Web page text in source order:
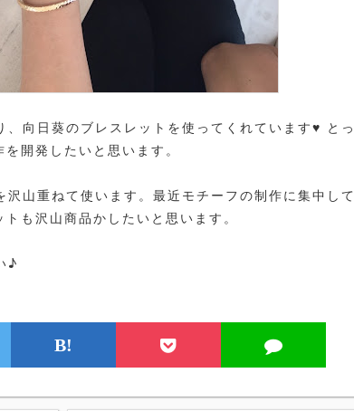
向日葵のブレスレットを使ってくれています♥ とっ
開発したいと思います。
山重ねて使います。最近モチーフの制作に集中して
も沢山商品かしたいと思います。
♪
B!